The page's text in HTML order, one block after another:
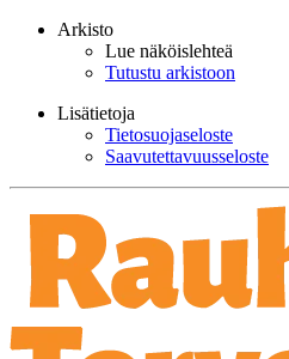
Arkisto
Lue näköislehteä
Tutustu arkistoon
Lisätietoja
Tietosuojaseloste
Saavutettavuusseloste